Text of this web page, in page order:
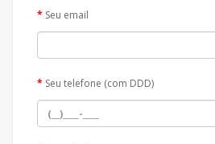
Seu email
Seu telefone (com DDD)